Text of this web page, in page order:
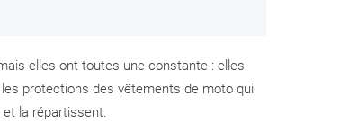
elles ont toutes une constante : elles
protections des vêtements de moto qui
et la répartissent.